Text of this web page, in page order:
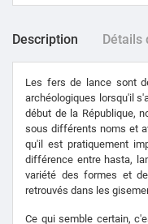
Description Détails
Les fers de lance sont
archéologiques lorsqu'il
début de la République,
sous différents noms et
qu'il est pratiquement
différence entre hasta,
variété des formes et
retrouvés dans les
Ce qui semble certain,